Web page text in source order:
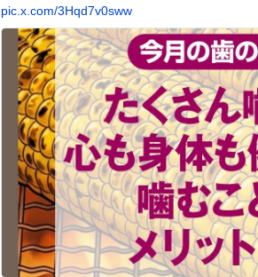
pic.x.com/3Hqd7v0sww